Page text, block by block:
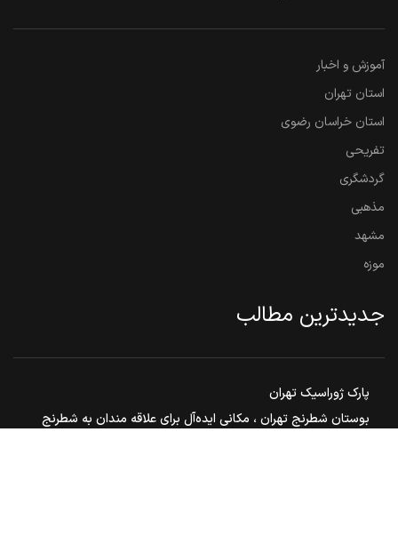
آموزش و اخبار
استان تهران
استان خراسان رضوی
تفریحی
گردشگری
مذهبی
مشهد
موزه
جدیدترین مطالب
پارک ژوراسیک تهران
بوستان شطرنج تهران ، مکانی ایده‌آل برای علاقه مندان به شطرنج